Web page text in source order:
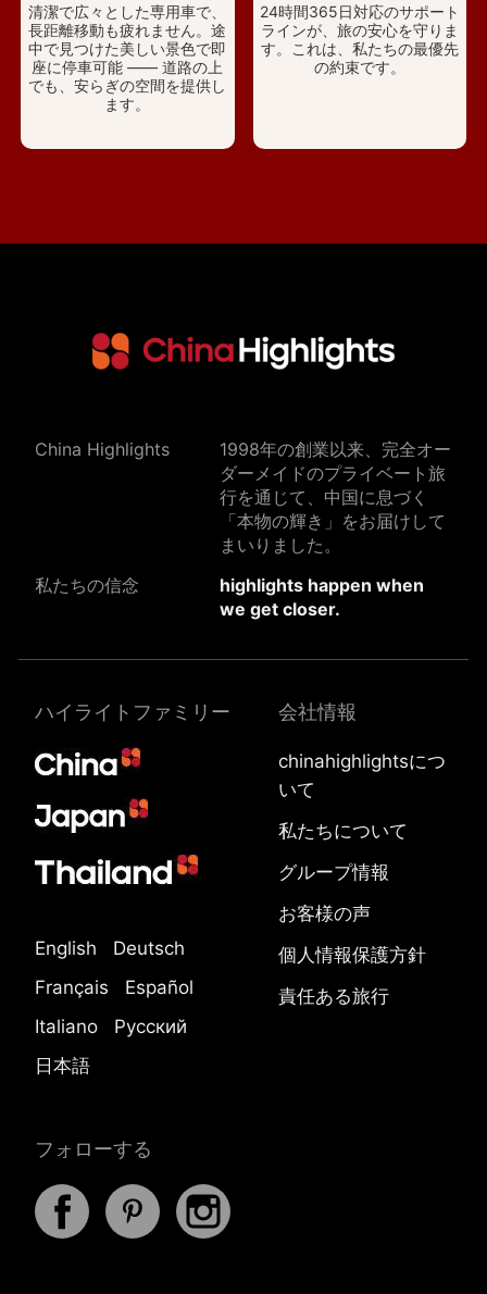
清潔で広々とした専用車で、
長距離移動も疲れません。途
中で見つけた美しい景色で即
座に停車可能 —— 道路の上
でも、安らぎの空間を提供し
ます。
24時間365日対応のサポート
ラインが、旅の安心を守りま
す。これは、私たちの最優先
の約束です。
China Highlights
1998年の創業以来、完全オー
ダーメイドのプライベート旅
行を通じて、中国に息づく
「本物の輝き」をお届けして
まいりました。
私たちの信念
highlights happen when
we get closer.
ハイライトファミリー
English
Deutsch
Français
Español
Italiano
Русский
日本語
フォローする
会社情報
chinahighlightsにつ
いて
私たちについて
グループ情報
お客様の声
個人情報保護方針
責任ある旅行